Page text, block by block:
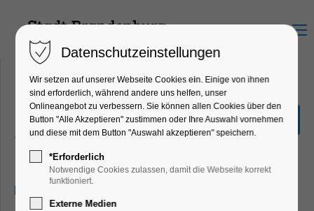
Menu
Manga- und Comic-
Zeichenwettbewerb
Kinder, Jugend, Kunst, Mitmach-Aktion
Datenschutzeinstellungen
Wir setzen auf unserer Webseite Cookies ein. Einige von ihnen
sind erforderlich, während andere uns helfen, unser
Onlineangebot zu verbessern. Sie können allen Cookies über den
Button "Alle Akzeptieren" zustimmen oder Ihre Auswahl vornehmen
und diese mit dem Button "Auswahl akzeptieren" speichern.
*Erforderlich
Notwendige Cookies zulassen, damit die Webseite korrekt
funktioniert.
Externe Medien